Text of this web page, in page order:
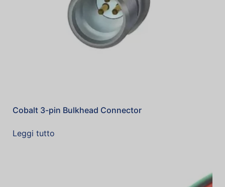
Cobalt 3-pin Bulkhead Connector
Leggi tutto